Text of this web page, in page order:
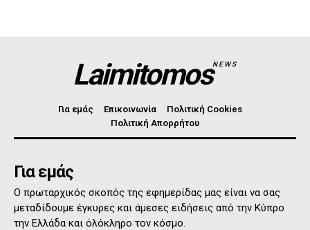
LaimitomosNEWS
Για εμάς Επικοινωνία
Πολιτική Cookies
Πολιτική Απορρήτου
Για εμάς
Ο πρωταρχικός σκοπός της εφημερίδας μας είναι να σας
μεταδίδουμε έγκυρες και άμεσες ειδήσεις από την Κύπρο
την Ελλάδα και όλόκληρο τον κόσμο.